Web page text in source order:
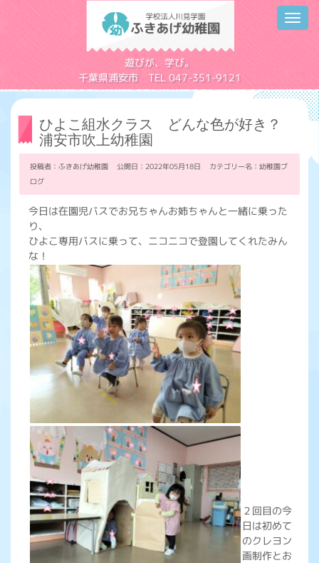
遊びが、学び。
千葉県浦安市 TEL 047-351-9121
ひよこ組水クラス どんな色が好き？
浦安市吹上幼稚園
投稿者：ふきあげ幼稚園 公開日：2022年05月18日 カテゴリー名： 幼稚園ブ
ログ
今日は在園児バスでお兄ちゃんお姉ちゃんと一緒に乗った
り、
ひよこ専用バスに乗って、ニコニコで登園してくれたみん
な！
２回目の今
日は初めて
のクレヨン
画制作とお